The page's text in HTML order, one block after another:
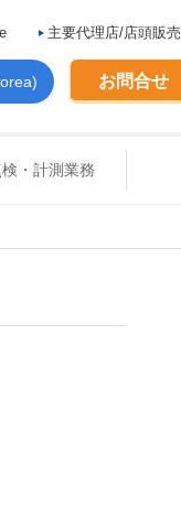
主要代理店/店頭販売
お問合せ
・計測業務